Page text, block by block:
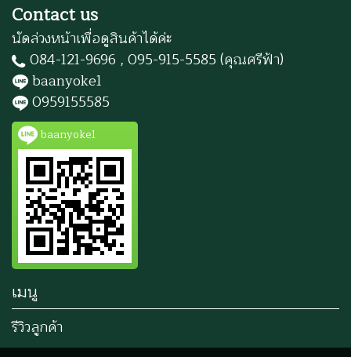
Contact us
นัดล่วงหน้าเพื่อดูสินค้าได้ค่ะ
084-121-9696 , 095-915-5585 (คุณศรีฟ้า)
baanyoke1
0959155585
baanyoke1
เมนู
รีวิวลูกค้า